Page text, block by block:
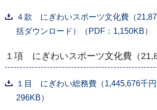
４款 にぎわいスポーツ文化費（
括ダウンロード）（PDF：1,150KB）
１項 にぎわいスポーツ文化費（
１目 にぎわい総務費（1,445,676千円
296KB）